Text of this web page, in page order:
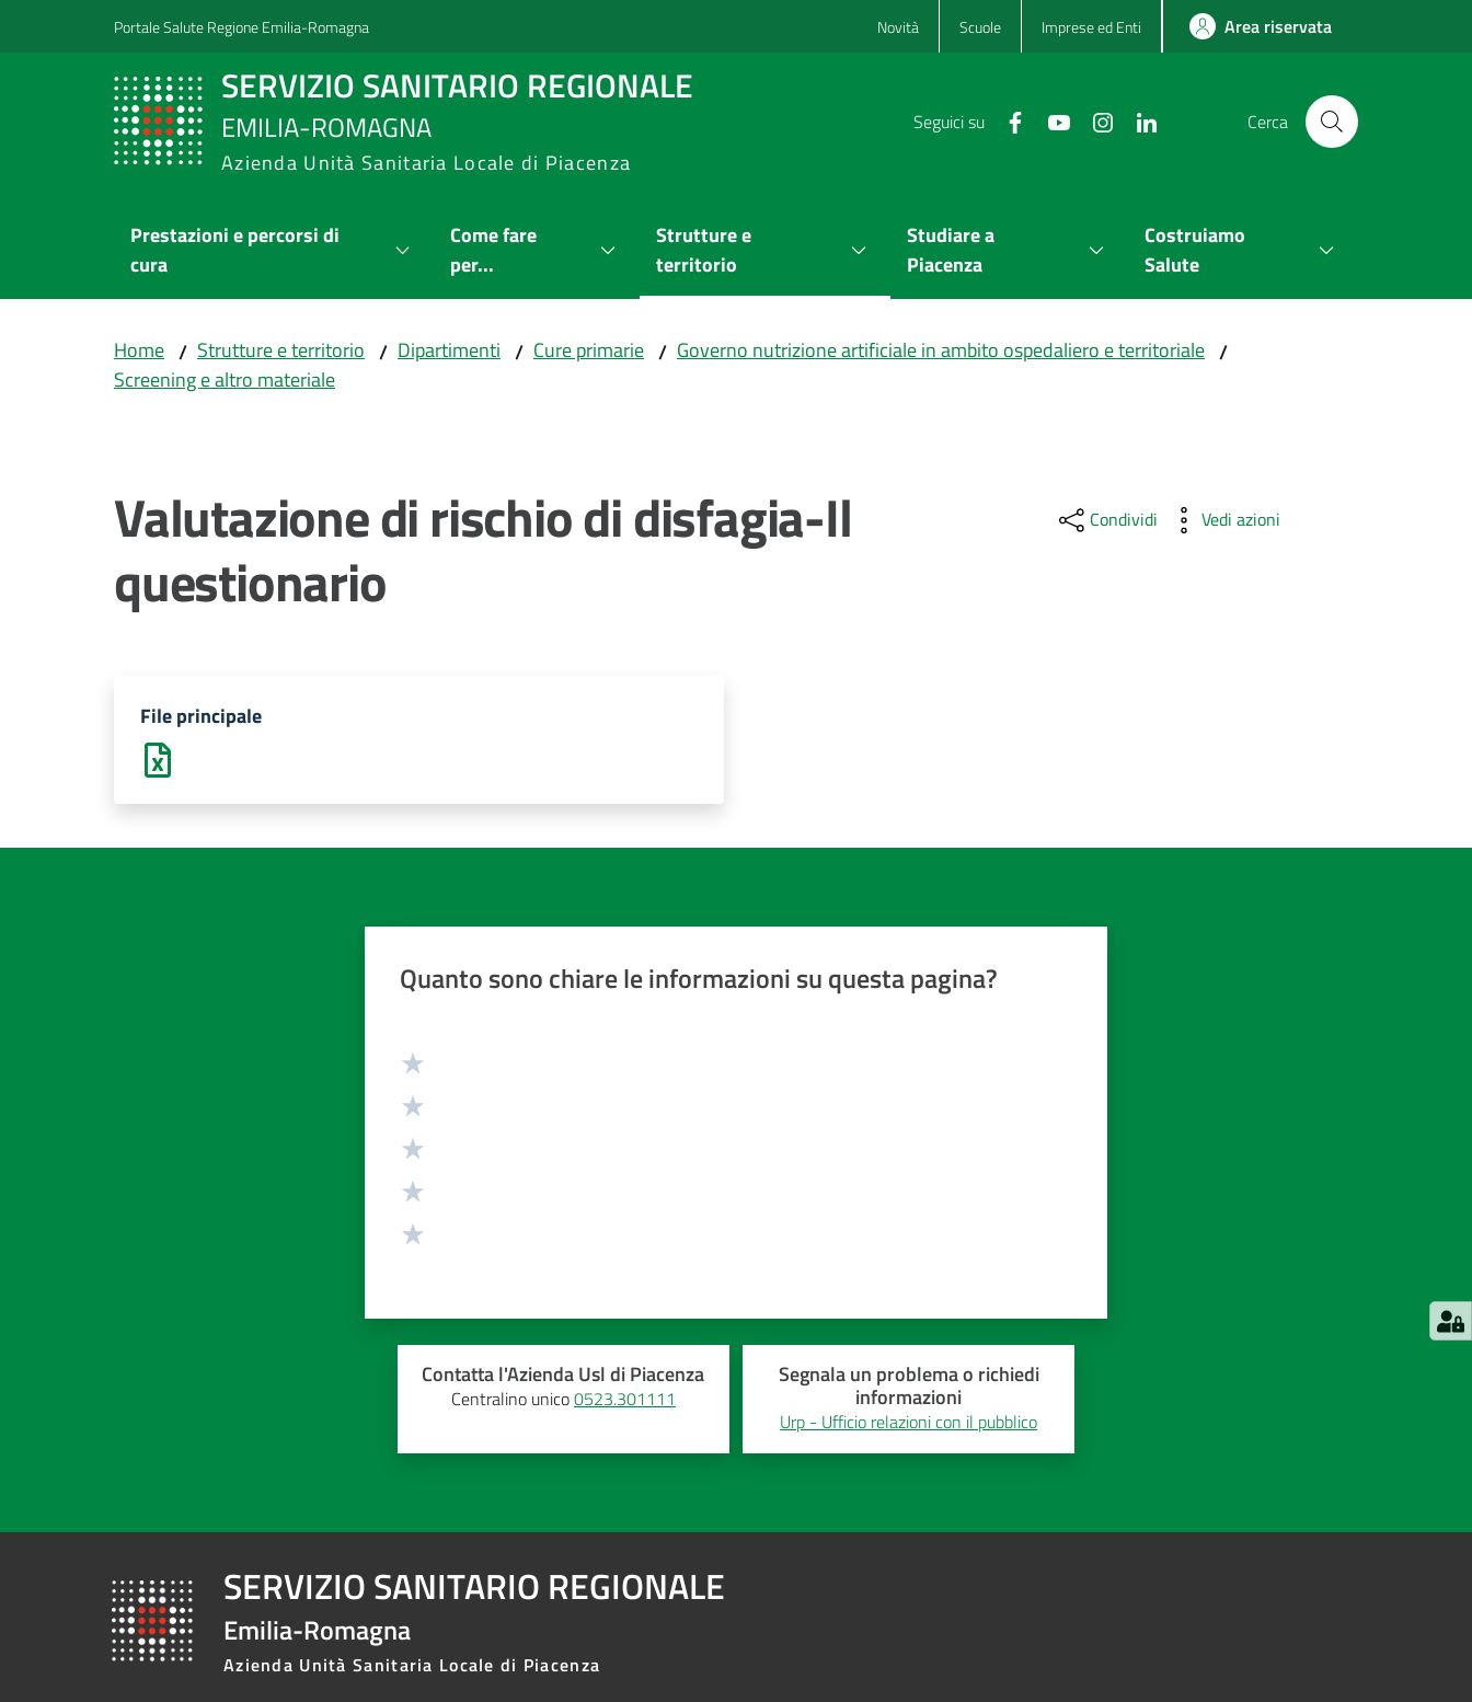
Vai al contenuto
Vai alla navigazionePortale Salute Regione Emilia-Romagna Novità Scuole Imprese ed Enti Area riservata
SERVIZIO SANITARIO REGIONALE
EMILIA-ROMAGNA
Azienda Unità Sanitaria Locale di Piacenza
Seguici su Cerca
Prestazioni e percorsi di
cura
Come fare
per...
Strutture e
territorio
Studiare a
Piacenza
Costruiamo
Salute
Home / Strutture e territorio / Dipartimenti / Cure primarie / Governo nutrizione artificiale in ambito ospedaliero e territoriale /
Screening e altro materiale
Valutazione di rischio di disfagia-Il
questionario
Condividi Vedi azioni
File principale
Quanto sono chiare le informazioni su questa pagina?
Contatta l'Azienda Usl di Piacenza
Centralino unico0523.301111
Segnala un problema o richiedi
informazioni
Urp - Ufficio relazioni con il pubblico
SERVIZIO SANITARIO REGIONALE
Emilia-Romagna
Azienda Unità Sanitaria Locale di Piacenza